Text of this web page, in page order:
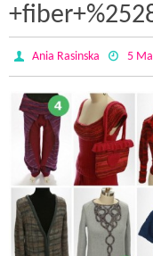
Ania Rasinska 5